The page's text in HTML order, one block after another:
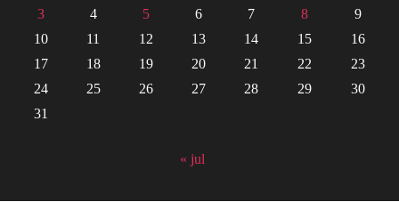
3
4 5 6 7 8
9
10
11 12 13 14 15
16
17
18 19 20 21 22
23
24
25 26 27 28 29
30
31
« jul